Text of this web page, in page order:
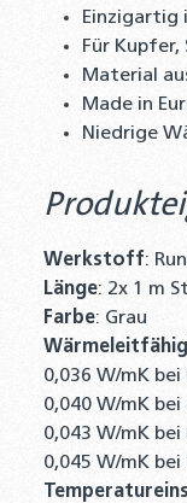
Einzigartig
Für
Material
Made in
Niedrige
Werkstoff:
Länge: 2x 1 m
Farbe: Grau
0,036 W/mK bei
0,040 W/mK bei
0,043 W/mK bei
0,045 W/mK bei